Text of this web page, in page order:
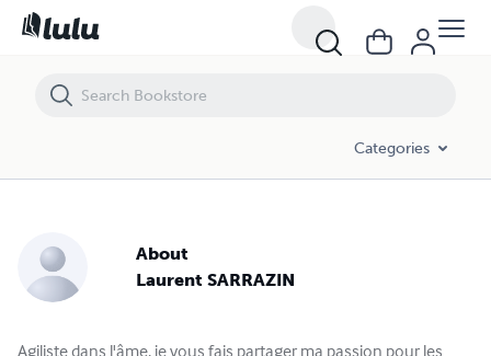
Categories
About
Laurent SARRAZIN
Agiliste dans l'âme, je vous fais partager ma passion pour les